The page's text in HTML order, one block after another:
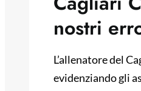
nostri
L’allenatore del
evidenziando gli